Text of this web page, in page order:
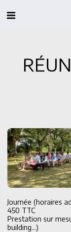
Journée (horaires
450 TTC
Prestation sur
building...)